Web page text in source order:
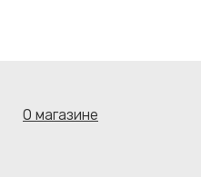
О магазине